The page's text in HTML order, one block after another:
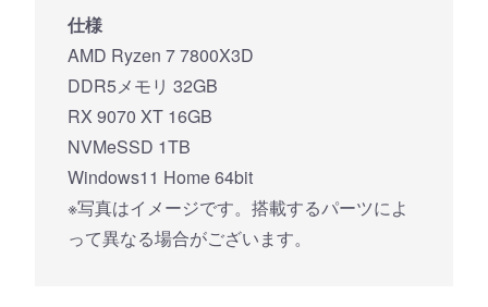
仕様
AMD Ryzen 7 7800X3D
DDR5メモリ 32GB
RX 9070 XT 16GB
NVMeSSD 1TB
Windows11 Home 64bit
※写真はイメージです。搭載するパーツによ
って異なる場合がございます。